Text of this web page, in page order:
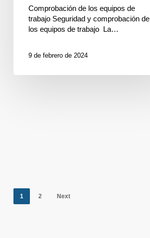
Comprobación de los equipos de
trabajo Seguridad y comprobación de
los equipos de trabajo La…
9 de febrero de 2024
1 2 Next